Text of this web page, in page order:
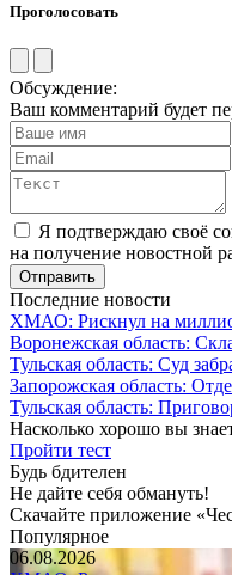
Проголосовать
Обсуждение:
Ваш комментарий будет
Я подтверждаю своё
на получение новостной
Последние новости
ХМАО: Рискнул на
Воронежская область:
Тульская область: Суд
Запорожская область:
Тульская область:
Насколько хорошо вы
Пройти тест
Будь бдителен
Не дайте себя обмануть!
Скачайте приложение
Популярное
06.08.2026